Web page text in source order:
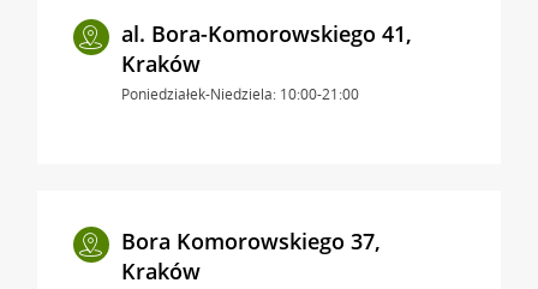
al. Bora-Komorowskiego 41,
Kraków
Poniedziałek-Niedziela: 10:00-21:00
Bora Komorowskiego 37,
Kraków